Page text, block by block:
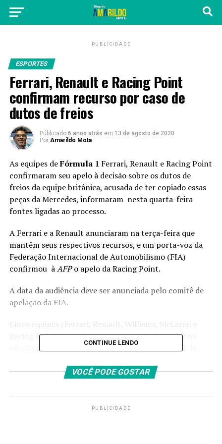
PUBLICIDADE
ESPORTES
Ferrari, Renault e Racing Point
confirmam recurso por caso de
dutos de freios
Públicado 6 anos atrás em 13 de agosto de 2020
Por Amarildo Mota
As equipes deFórmula 1 Ferrari, Renault e Racing Point
confirmaram seu apelo à decisão sobre os dutos de
freios da equipe britânica, acusada de ter copiado essas
peças da Mercedes, informaram nesta quarta-feira
fontes ligadas ao processo.
A Ferrari e a Renault anunciaram na terça-feira que
mantêm seus respectivos recursos, e um porta-voz da
Federação Internacional de Automobilismo (FIA)
confirmou àAFPo apelo da Racing Point.
A data da audiência deve ser anunciada pelo comitê de
apelação da FIA.
Racing Point) anunciaram sua intenção de apelar no
sábado passado e tiveram 96 horas para confirmá-la.
McLaren e Williams finalmente indicaram na quarta-
feira que mudaram de ideia.
CONTINUE LENDO
VOCÊ PODE GOSTAR
PUBLICIDADE